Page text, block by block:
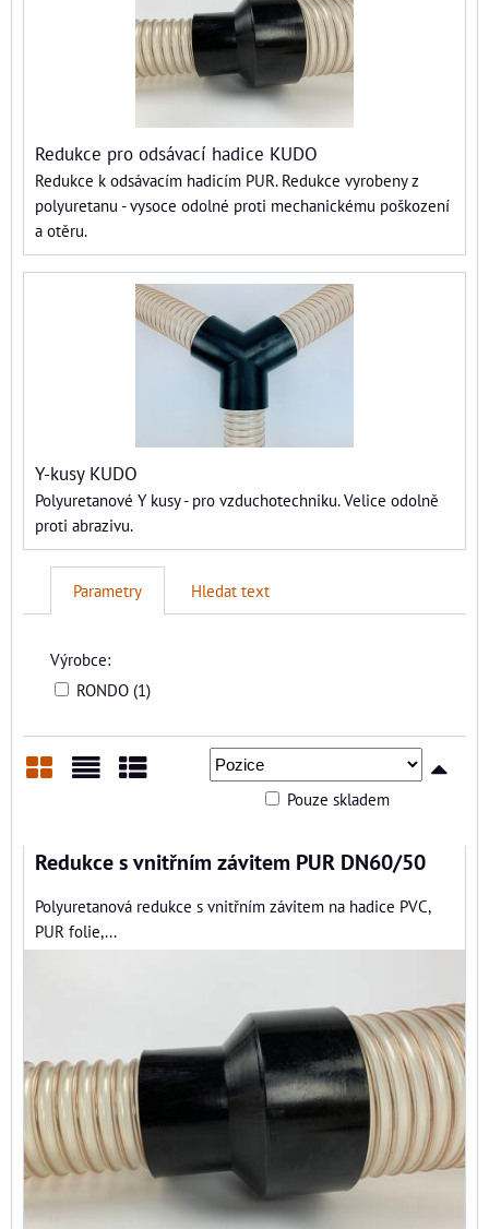
Redukce pro odsávací hadice KUDO
Redukce k odsávacím hadicím PUR. Redukce vyrobeny z
polyuretanu - vysoce odolné proti mechanickému poškození
a otěru.
Y-kusy KUDO
Polyuretanové Y kusy - pro vzduchotechniku. Velice odolně
proti abrazivu.
Parametry Hledat text
Výrobce:
RONDO (1)
Pouze skladem
Redukce s vnitřním závitem PUR DN60/50
Polyuretanová redukce s vnitřním závitem na hadice PVC,
PUR folie,...